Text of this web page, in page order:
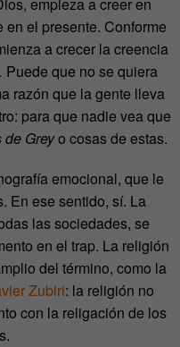
el presente. Conforme
a crecer la creencia
que no se quiera
razón que la gente lleva
para que nadie vea que
Greyo cosas de estas.
emocional, que le
En ese sentido, sí. La
las sociedades, se
en el trap. La religión
del término, como la
Zubiri: la religión no
con la religación de los